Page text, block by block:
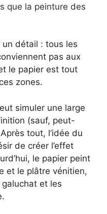
que la peinture des
détail : tous les
pas aux
le papier est tout
zones.
simuler une large
(sauf, peut-
tout, l’idée du
de créer l’effet
le papier peint
et le plâtre vénitien,
galuchat et les